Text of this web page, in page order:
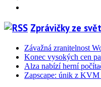
Zprávičky ze
Závažná zranitelnost
Konec vysokých cen
Alza nabízí herní
Zapscape: únik z KVM